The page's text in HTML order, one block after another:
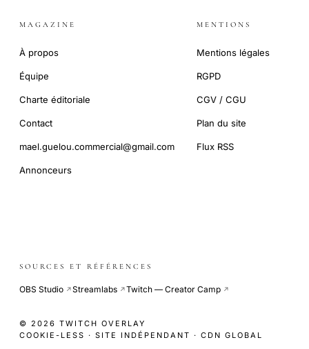
MAGAZINE
À propos
Équipe
Charte éditoriale
Contact
mael.guelou.commercial@gmail.com
Annonceurs
MENTIONS
Mentions légales
RGPD
CGV / CGU
Plan du site
Flux RSS
SOURCES ET RÉFÉRENCES
OBS Studio ↗Streamlabs ↗Twitch — Creator Camp ↗
© 2026 TWITCH OVERLAY
COOKIE-LESS · SITE INDÉPENDANT · CDN GLOBAL